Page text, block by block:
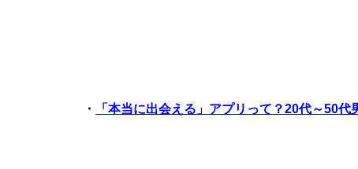
・ 「本当に出会える」アプリって？20代～50